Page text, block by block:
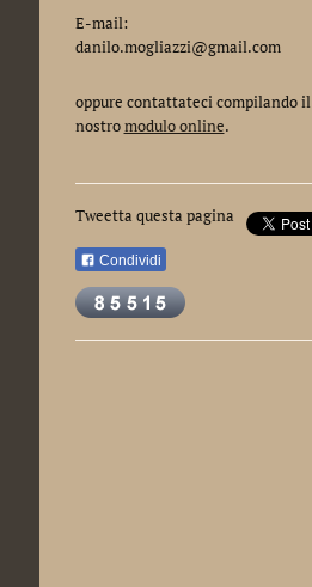
E-mail:
danilo.mogliazzi@gmail.com
oppure contattateci compilando il
nostromodulo online.
Tweetta questa pagina
Condividi